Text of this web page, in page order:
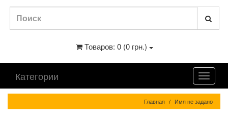
Товаров: 0 (0 грн.)
Категории
Главная Имя не задано